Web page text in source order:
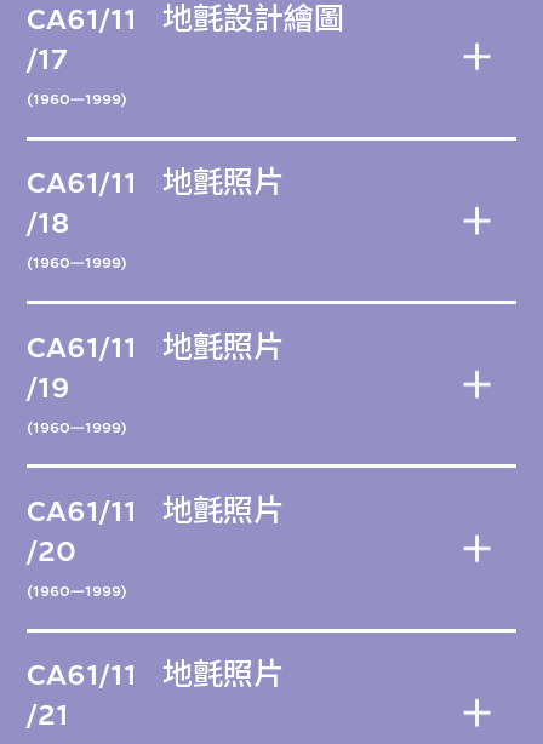
CA61/11
/17
(1960—1999)
地氈設計繪圖
CA61/11
/18
(1960—1999)
地氈照片
CA61/11
/19
(1960—1999)
地氈照片
CA61/11
/20
(1960—1999)
地氈照片
CA61/11
/21
地氈照片